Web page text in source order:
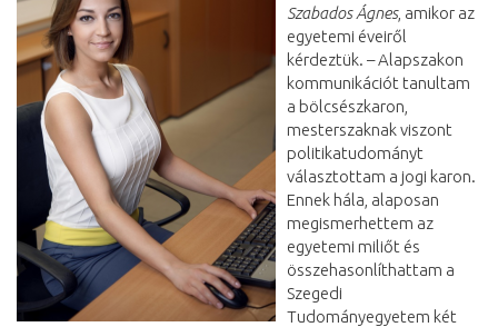
Szabados Ágnes, amikor az
egyetemi éveiről
kérdeztük. – Alapszakon
kommunikációt tanultam
a bölcsészkaron,
mesterszaknak viszont
politikatudományt
választottam a jogi karon.
Ennek hála, alaposan
megismerhettem az
egyetemi miliőt és
összehasonlíthattam a
Szegedi
Tudományegyetem két